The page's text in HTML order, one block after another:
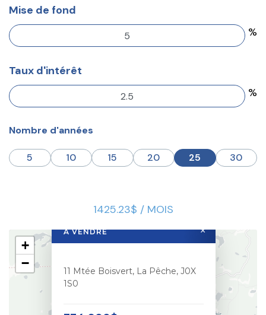
Mise de fond
%
Taux d'intérêt
%
Nombre d'années
5 10 15 20 25 30
1425.23$ / MOIS
À VENDRE
11 Mtée Boisvert, La Pêche, J0X
1S0
×
+
−